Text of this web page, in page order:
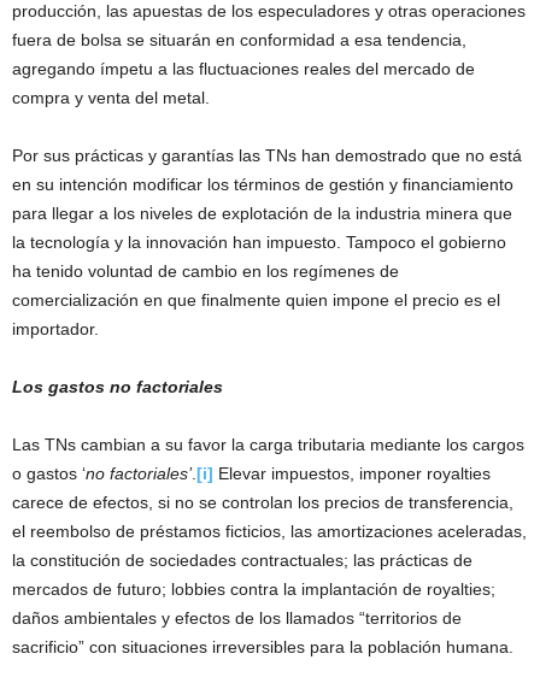
producción, las apuestas de los especuladores y otras operaciones
fuera de bolsa se situarán en conformidad a esa tendencia,
agregando ímpetu a las fluctuaciones reales del mercado de
compra y venta del metal.
Por sus prácticas y garantías las TNs han demostrado que no está
en su intención modificar los términos de gestión y financiamiento
para llegar a los niveles de explotación de la industria minera que
la tecnología y la innovación han impuesto. Tampoco el gobierno
ha tenido voluntad de cambio en los regímenes de
comercialización en que finalmente quien impone el precio es el
importador.
Los gastos no factoriales
Las TNs cambian a su favor la carga tributaria mediante los cargos
o gastos ‘no factoriales’.[i] Elevar impuestos, imponer royalties
carece de efectos, si no se controlan los precios de transferencia,
el reembolso de préstamos ficticios, las amortizaciones aceleradas,
la constitución de sociedades contractuales; las prácticas de
mercados de futuro; lobbies contra la implantación de royalties;
daños ambientales y efectos de los llamados “territorios de
sacrificio” con situaciones irreversibles para la población humana.